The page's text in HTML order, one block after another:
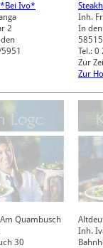
*Bei Ivo*
2
Inh.
In
58515
Tel.:
Zur
Zur
Quambusch
30
Inh.